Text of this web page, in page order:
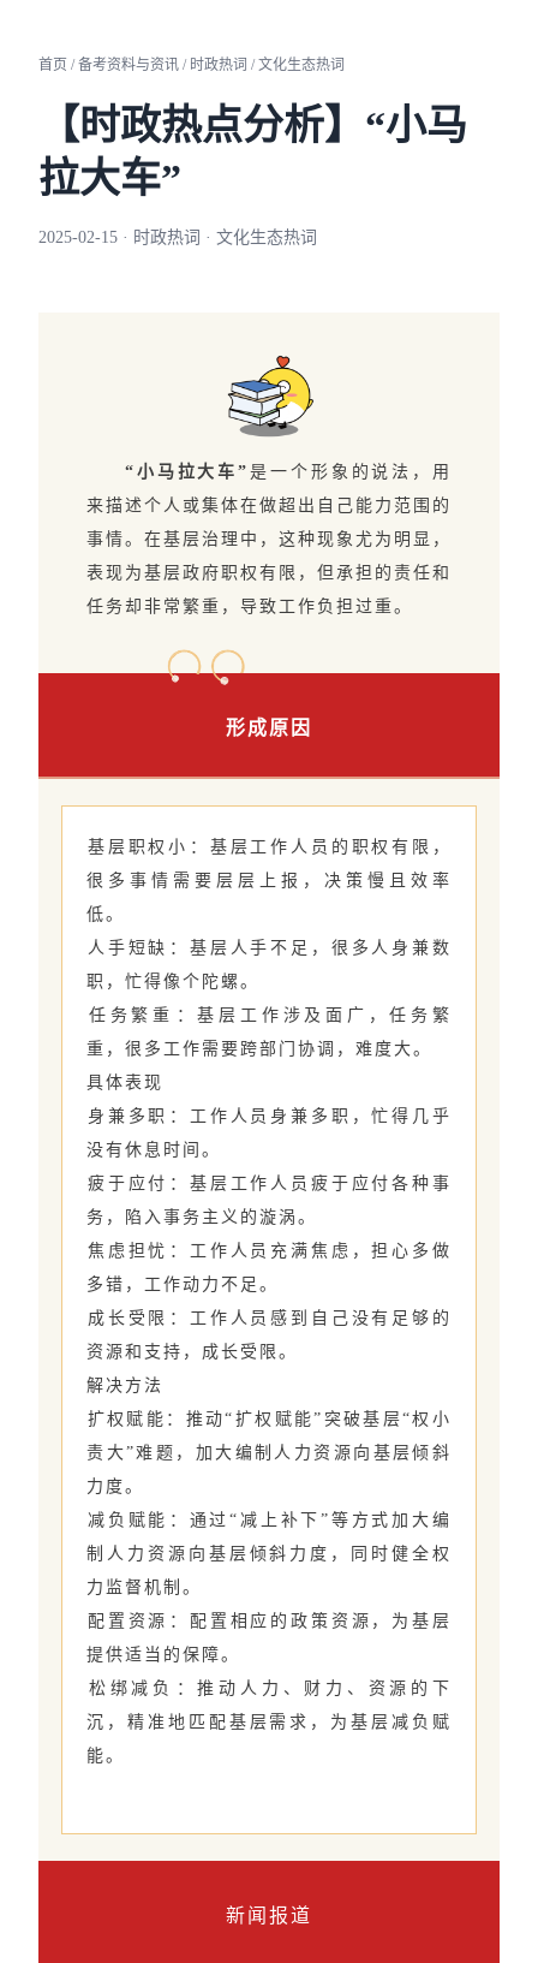
首页 / 备考资料与资讯 / 时政热词 / 文化生态热词
【时政热点分析】“小马
拉大车”
2025-02-15 · 时政热词 · 文化生态热词
‌“小马拉大车” 是一个形象的说法，用
来描述个人或集体在做超出自己能力范围的
事情。‌在基层治理中，这种现象尤为明显，
表现为基层政府职权有限，但承担的责任和
任务却非常繁重，导致工作负担过重。
形成原因
‌基层职权小‌：基层工作人员的职权有限，
很多事情需要层层上报，决策慢且效率
低。
‌人手短缺‌：基层人手不足，很多人身兼数
职，忙得像个陀螺。
‌任务繁重‌：基层工作涉及面广，任务繁
重，很多工作需要跨部门协调，难度大。
具体表现
‌身兼多职‌：工作人员身兼多职，忙得几乎
没有休息时间。
‌疲于应付‌：基层工作人员疲于应付各种事
务，陷入事务主义的漩涡。
‌焦虑担忧‌：工作人员充满焦虑，担心多做
多错，工作动力不足。
‌成长受限‌：工作人员感到自己没有足够的
资源和支持，成长受限。
解决方法
‌扩权赋能‌：推动“扩权赋能”突破基层“权小
责大”难题，加大编制人力资源向基层倾斜
力度。
‌减负赋能‌：通过“减上补下”等方式加大编
制人力资源向基层倾斜力度，同时健全权
力监督机制。
‌配置资源‌：配置相应的政策资源，为基层
提供适当的保障。
‌松绑减负‌：推动人力、财力、资源的下
沉，精准地匹配基层需求，为基层减负赋
能。
新闻报道